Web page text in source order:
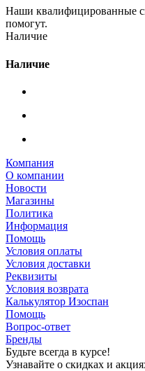
Наши квалифицированные
помогут.
Наличие
Наличие
Компания
О компании
Новости
Магазины
Политика
Информация
Помощь
Условия оплаты
Условия доставки
Реквизиты
Условия возврата
Калькулятор Изоспан
Помощь
Вопрос-ответ
Бренды
Будьте всегда в курсе!
Узнавайте о скидках и